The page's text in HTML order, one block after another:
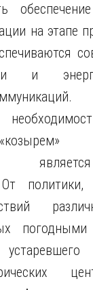
на этапе
и
От
устаревшего